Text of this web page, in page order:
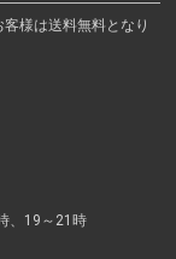
様は送料無料となり
、19～21時